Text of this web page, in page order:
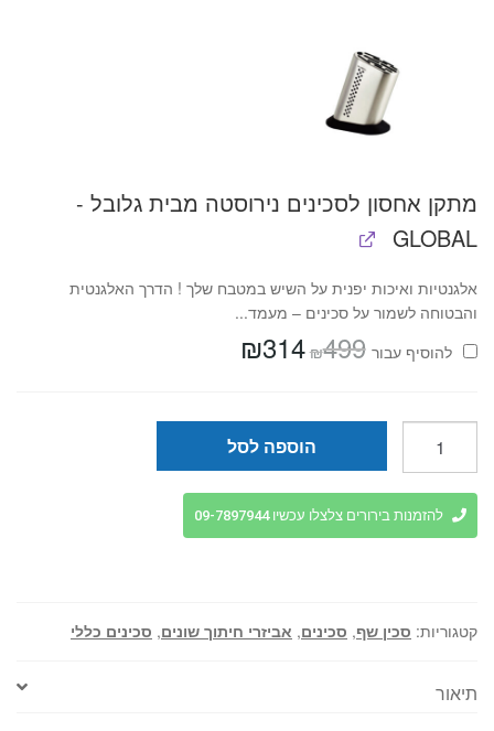
מתקן אחסון לסכינים נירוסטה מבית גלובל -
GLOBAL
אלגנטיות ואיכות יפנית על השיש במטבח שלך ! הדרך האלגנטית
והבטוחה לשמור על סכינים – מעמד...
להוסיף⁦⁩ עבור
₪499 המחיר
המקורי₪314
סכין
סנטוקו
17
|
הוספה לסל
להזמנות בירורים צלצלו עכשיו 09-7897944
קטגוריות: סכין שף, סכינים, אביזרי חיתוך שונים, סכינים כללי
תיאור